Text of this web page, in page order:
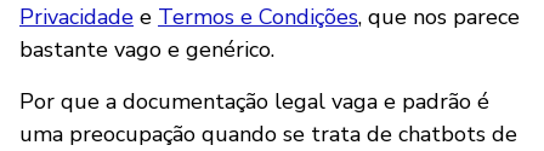
Privacidade e Termos e Condições, que nos parece
bastante vago e genérico.
Por que a documentação legal vaga e padrão é
uma preocupação quando se trata de chatbots de